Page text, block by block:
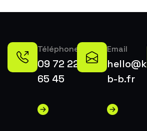
Téléphone
09 72 22
65 45
Email
hello@k-
b-b.fr